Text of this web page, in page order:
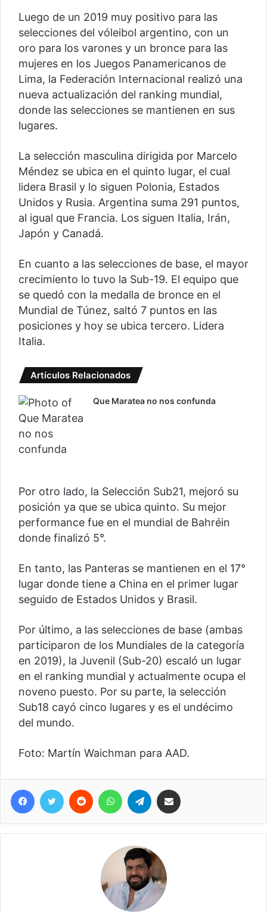
Luego de un 2019 muy positivo para las
selecciones del vóleibol argentino, con un
oro para los varones y un bronce para las
mujeres en los Juegos Panamericanos de
Lima, la Federación Internacional realizó una
nueva actualización del ranking mundial,
donde las selecciones se mantienen en sus
lugares.
La selección masculina dirigida por Marcelo
Méndez se ubica en el quinto lugar, el cual
lidera Brasil y lo siguen Polonia, Estados
Unidos y Rusia. Argentina suma 291 puntos,
al igual que Francia. Los siguen Italia, Irán,
Japón y Canadá.
En cuanto a las selecciones de base, el mayor
crecimiento lo tuvo la Sub-19. El equipo que
se quedó con la medalla de bronce en el
Mundial de Túnez, saltó 7 puntos en las
posiciones y hoy se ubica tercero. Lidera
Italia.
Artículos Relacionados
Que Maratea no nos confunda
Por otro lado, la Selección Sub21, mejoró su
posición ya que se ubica quinto. Su mejor
performance fue en el mundial de Bahréin
donde finalizó 5°.
En tanto, las Panteras se mantienen en el 17°
lugar donde tiene a China en el primer lugar
seguido de Estados Unidos y Brasil.
Por último, a las selecciones de base (ambas
participaron de los Mundiales de la categoría
en 2019), la Juvenil (Sub-20) escaló un lugar
en el ranking mundial y actualmente ocupa el
noveno puesto. Por su parte, la selección
Sub18 cayó cinco lugares y es el undécimo
del mundo.
Foto: Martín Waichman para AAD.
Facebook
Twitter Reddit WhatsAppTelegram